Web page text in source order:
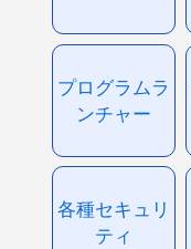
プログラムラ
ンチャー
各種セキュリ
ティ